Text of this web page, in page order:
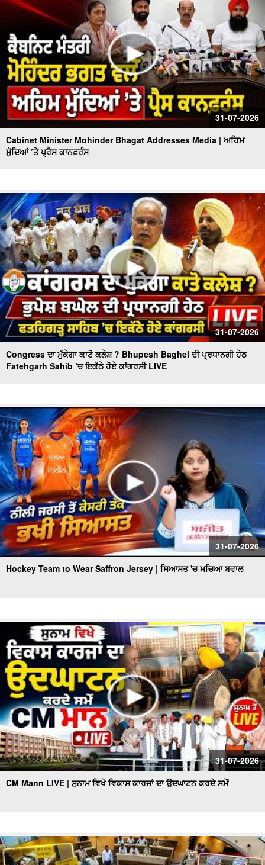
31-07-2026
Cabinet Minister Mohinder Bhagat Addresses Media | ਅਹਿਮ
ਮੁੱਦਿਆਂ ’ਤੇ ਪ੍ਰੈਸ ਕਾਨਫ਼ਰੰਸ
31-07-2026
Congress ਦਾ ਮੁੱਕੇਗਾ ਕਾਟੋ ਕਲੇਸ਼ ? Bhupesh Baghel ਦੀ ਪ੍ਰਧਾਨਗੀ ਹੇਠ
Fatehgarh Sahib ’ਚ ਇਕੱਠੇ ਹੋਏ ਕਾਂਗਰਸੀ LIVE
31-07-2026
Hockey Team to Wear Saffron Jersey | ਸਿਆਸਤ 'ਚ ਮਚਿਆ ਬਵਾਲ
31-07-2026
CM Mann LIVE | ਸੁਨਾਮ ਵਿਖੇ ਵਿਕਾਸ ਕਾਰਜਾਂ ਦਾ ਉਦਘਾਟਨ ਕਰਦੇ ਸਮੇਂ